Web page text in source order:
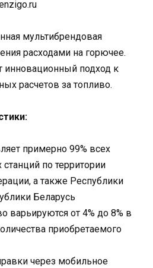
мультибрендовая
расходами на горючее.
инновационный подход к
расчетов за топливо.
примерно 99% всех
по территории
а также Республики
Беларусь
варьируются от 4% до 8% в
приобретаемого
через мобильное